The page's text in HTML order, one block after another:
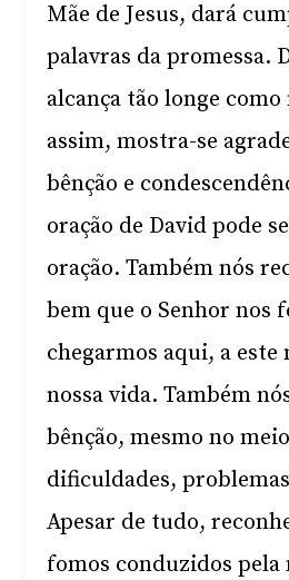
Mãe de Jesus, dará
palavras da promessa.
alcança tão longe
assim, mostra-se
bênção e
oração de David pode
oração. Também nós
bem que o Senhor nos
chegarmos aqui, a este
nossa vida. Também
bênção, mesmo no
dificuldades,
Apesar de tudo,
fomos conduzidos pela